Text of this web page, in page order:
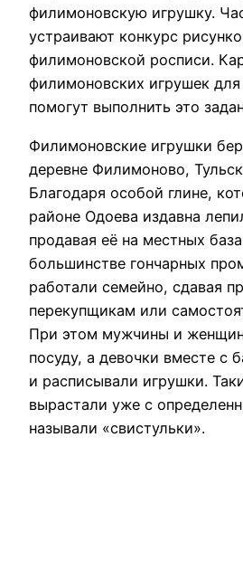
филимоновскую игрушку.
устраивают конкурс
филимоновской росписи.
филимоновских игрушек для
помогут выполнить это
Филимоновские игрушки
деревне Филимоново,
Благодаря особой глине,
районе Одоева издавна
продавая её на местных
большинстве гончарных
работали семейно, сдавая
перекупщикам или
При этом мужчины и
посуду, а девочки вместе с
и расписывали игрушки.
вырастали уже с
называли «свистульки».